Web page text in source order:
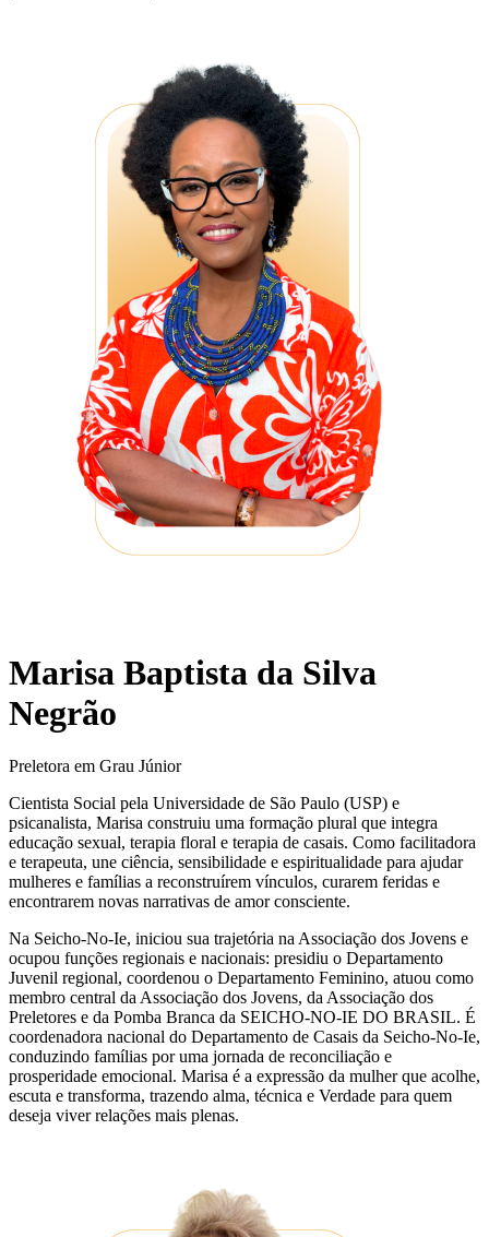
Marisa Baptista da Silva
Negrão
Preletora em Grau Júnior
Cientista Social pela Universidade de São Paulo (USP) e
psicanalista, Marisa construiu uma formação plural que integra
educação sexual, terapia floral e terapia de casais. Como facilitadora
e terapeuta, une ciência, sensibilidade e espiritualidade para ajudar
mulheres e famílias a reconstruírem vínculos, curarem feridas e
encontrarem novas narrativas de amor consciente.
Na Seicho-No-Ie, iniciou sua trajetória na Associação dos Jovens e
ocupou funções regionais e nacionais: presidiu o Departamento
Juvenil regional, coordenou o Departamento Feminino, atuou como
membro central da Associação dos Jovens, da Associação dos
Preletores e da Pomba Branca da SEICHO-NO-IE DO BRASIL. É
coordenadora nacional do Departamento de Casais da Seicho-No-Ie,
conduzindo famílias por uma jornada de reconciliação e
prosperidade emocional. Marisa é a expressão da mulher que acolhe,
escuta e transforma, trazendo alma, técnica e Verdade para quem
deseja viver relações mais plenas.